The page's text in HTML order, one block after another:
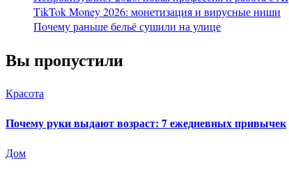
TikTok Money 2026: монетизация и вирусные ниши
Почему раньше бельё сушили на улице
Вы пропустили
Красота
Почему руки выдают возраст: 7 ежедневных привычек
Дом